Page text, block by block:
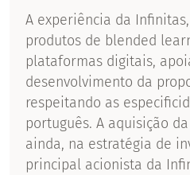
A experiência da
produtos de blended
plataformas digitais,
desenvolvimento da
respeitando as
português. A aquisição
ainda, na estratégia de
principal acionista da